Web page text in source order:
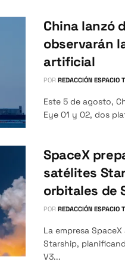
China lanzó
observarán
artificial
POR REDACCIÓN ESPACIO
Este 5 de agosto,
Eye 01 y 02, dos
SpaceX
satélites
orbitales de
POR REDACCIÓN ESPACIO
La empresa
Starship,
V3...